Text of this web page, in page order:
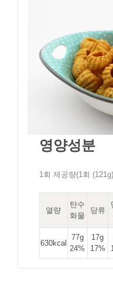
영양성분
1회 제공량(1회
열량
탄수
화물
당류
630kcal
77g
24%
17g
17%